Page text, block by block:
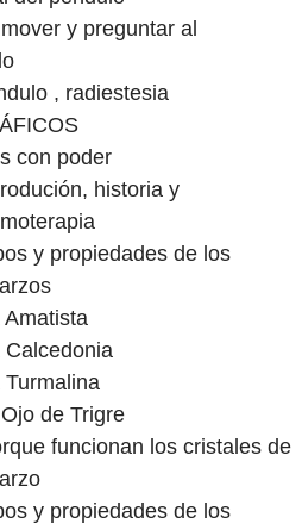
y preguntar al
, radiestesia
con poder
historia y
y propiedades de los
Amatista
Calcedonia
Turmalina
de Trigre
funcionan los cristales de
y propiedades de los